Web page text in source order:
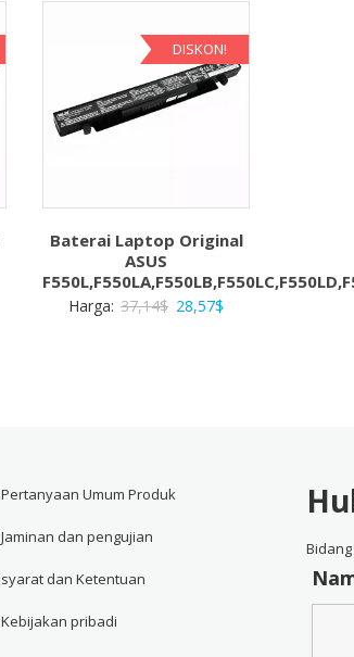
DISKON!
Baterai Laptop Original
ASUS
Harga: 37,14$ Harga
28,57$
Pertanyaan Umum Produk
Jaminan dan pengujian
syarat dan Ketentuan
Kebijakan pribadi